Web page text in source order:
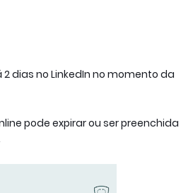
2 dias no LinkedIn no momento da
pode expirar ou ser preenchida